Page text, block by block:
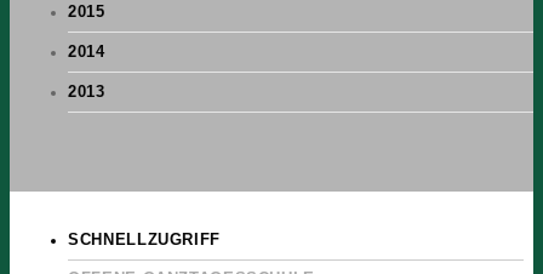
2015
2014
2013
SCHNELLZUGRIFF